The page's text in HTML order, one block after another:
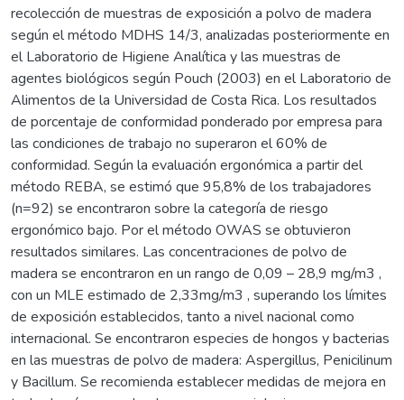
recolección de muestras de exposición a polvo de madera
según el método MDHS 14/3, analizadas posteriormente en
el Laboratorio de Higiene Analítica y las muestras de
agentes biológicos según Pouch (2003) en el Laboratorio de
Alimentos de la Universidad de Costa Rica. Los resultados
de porcentaje de conformidad ponderado por empresa para
las condiciones de trabajo no superaron el 60% de
conformidad. Según la evaluación ergonómica a partir del
método REBA, se estimó que 95,8% de los trabajadores
(n=92) se encontraron sobre la categoría de riesgo
ergonómico bajo. Por el método OWAS se obtuvieron
resultados similares. Las concentraciones de polvo de
madera se encontraron en un rango de 0,09 – 28,9 mg/m3 ,
con un MLE estimado de 2,33mg/m3 , superando los límites
de exposición establecidos, tanto a nivel nacional como
internacional. Se encontraron especies de hongos y bacterias
en las muestras de polvo de madera: Aspergillus, Penicilinum
y Bacillum. Se recomienda establecer medidas de mejora en